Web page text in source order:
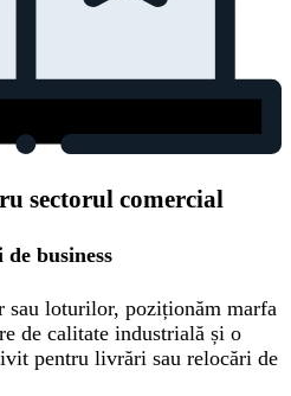
sectorul comercial
business
sau loturilor, poziționăm marfa
de calitate industrială și o
pentru livrări sau relocări de